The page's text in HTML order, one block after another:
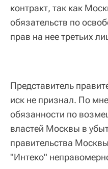
контракт, так как
обязательств по
прав на нее третьих
Представитель
иск не признал. По
обязанности по
властей Москвы в
правительства
"Интеко"